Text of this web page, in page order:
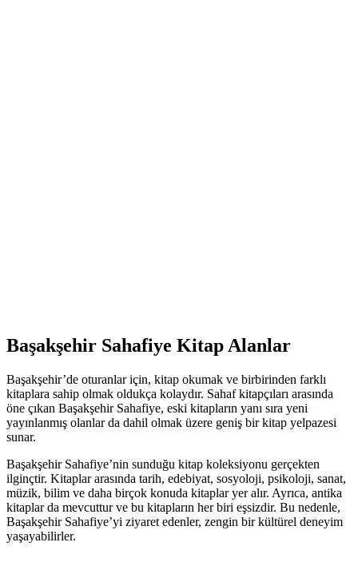
Başakşehir Sahafiye Kitap Alanlar
Başakşehir’de oturanlar için, kitap okumak ve birbirinden farklı
kitaplara sahip olmak oldukça kolaydır. Sahaf kitapçıları arasında
öne çıkan Başakşehir Sahafiye, eski kitapların yanı sıra yeni
yayınlanmış olanlar da dahil olmak üzere geniş bir kitap yelpazesi
sunar.
Başakşehir Sahafiye’nin sunduğu kitap koleksiyonu gerçekten
ilginçtir. Kitaplar arasında tarih, edebiyat, sosyoloji, psikoloji, sanat,
müzik, bilim ve daha birçok konuda kitaplar yer alır. Ayrıca, antika
kitaplar da mevcuttur ve bu kitapların her biri eşsizdir. Bu nedenle,
Başakşehir Sahafiye’yi ziyaret edenler, zengin bir kültürel deneyim
yaşayabilirler.